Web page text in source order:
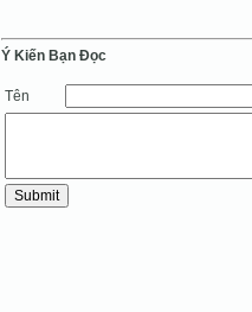
Ý Kiến Bạn Ðọc
Tên